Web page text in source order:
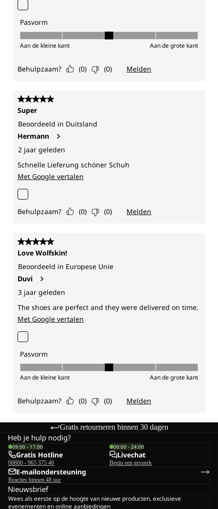
Gratis retourneren binnen 30 dagen
Heb je hulp nodig?
09:00 - 17:00
Gratis Hotline
00800 - 965 375 46
00:00 - 24:00
Livechat
Begin een gesprek
E-mailondersteuning
Reacties binnen 48 uur
Nieuwsbrief
Wees als eerste op de hoogte van nieuwe producten, exclusieve
evenementen en online aanbiedingen